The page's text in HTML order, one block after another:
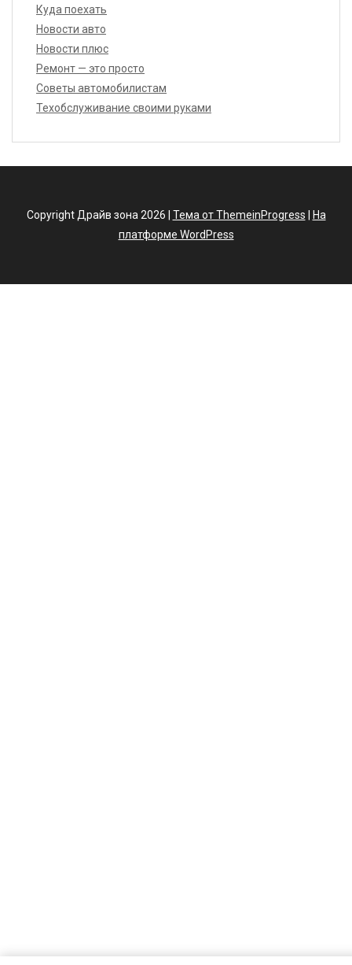
Куда поехать
Новости авто
Новости плюс
Ремонт — это просто
Советы автомобилистам
Техобслуживание своими руками
Copyright Драйв зона 2026 | Тема от ThemeinProgress
На
платформе WordPress